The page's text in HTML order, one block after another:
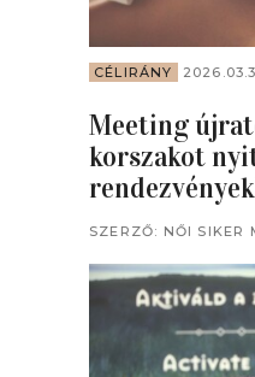
CÉLIRÁNY
Meeting
korszakot
SZERZŐ: NŐI SIKER